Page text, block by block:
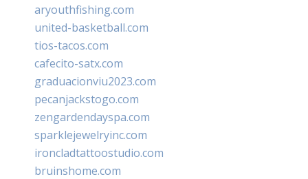
aryouthfishing.com
united-basketball.com
tios-tacos.com
cafecito-satx.com
graduacionviu2023.com
pecanjackstogo.com
zengardendayspa.com
sparklejewelryinc.com
ironcladtattoostudio.com
bruinshome.com